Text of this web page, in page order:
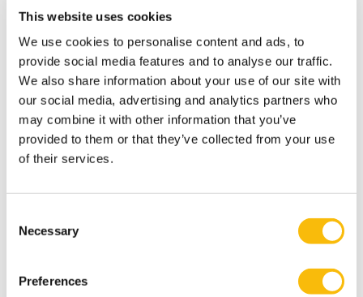
This website uses cookies
We use cookies to personalise content and ads, to
provide social media features and to analyse our traffic.
We also share information about your use of our site with
our social media, advertising and analytics partners who
may combine it with other information that you’ve
provided to them or that they’ve collected from your use
of their services.
Selection
Necessary
Preferences
te vullen heb je structuur en kennis nodig, dus ik
hoefde er niet lang over na te denken.” Ze wilde vooral
meer leren over het besturen van een sportvereniging.
“Maar de opleiding is zoveel breder. Je ontmoet veel
jonge bestuurders en leert enorm veel van elkaar. Eén
van de opdrachten was dat we een bestuur moesten
inrichten voor een nieuwe fictieve club. Iedereen heeft
Dat geldt ook voor de sprekers. Frank van Eekeren van
de Universiteit van Utrecht vertelde hoe FC Utrecht alle
namen van de seizoenkaarthouders op de stoelen had
geplakt. Met zulke kleine dingen kun je vaak een groot
verschil maken.”